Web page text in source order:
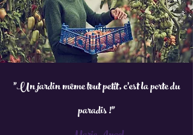
"Un jardin même tout petit, c'est la porte du
paradis !"